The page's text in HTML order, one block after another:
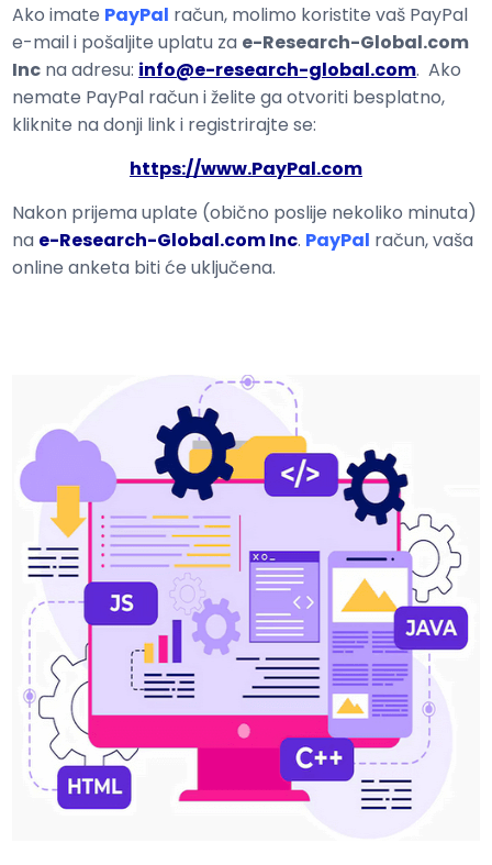
Ako imate PayPal račun, molimo koristite vaš PayPal
e-mail i pošaljite uplatu za e-Research-Global.com
Inc na adresu: info@e-research-global.com. Ako
nemate PayPal račun i želite ga otvoriti besplatno,
kliknite na donji link i registrirajte se:
https://www.PayPal.com
Nakon prijema uplate (obično poslije nekoliko minuta)
na e-Research-Global.com Inc. PayPal račun, vaša
online anketa biti će uključena.